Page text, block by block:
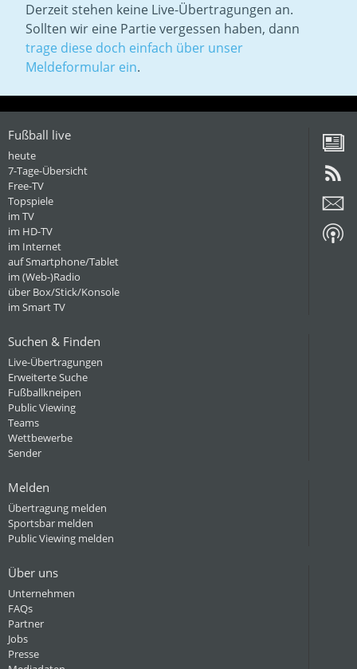
Derzeit stehen keine Live-Übertragungen an.
Sollten wir eine Partie vergessen haben, dann
trage diese doch einfach über unser
Meldeformular ein.
Fußball live
heute
7-Tage-Übersicht
Free-TV
Topspiele
im TV
im HD-TV
im Internet
auf Smartphone/Tablet
im (Web-)Radio
über Box/Stick/Konsole
im Smart TV
Suchen & Finden
Live-Übertragungen
Erweiterte Suche
Fußballkneipen
Public Viewing
Teams
Wettbewerbe
Sender
Melden
Übertragung melden
Sportsbar melden
Public Viewing melden
Über uns
Unternehmen
FAQs
Partner
Jobs
Presse